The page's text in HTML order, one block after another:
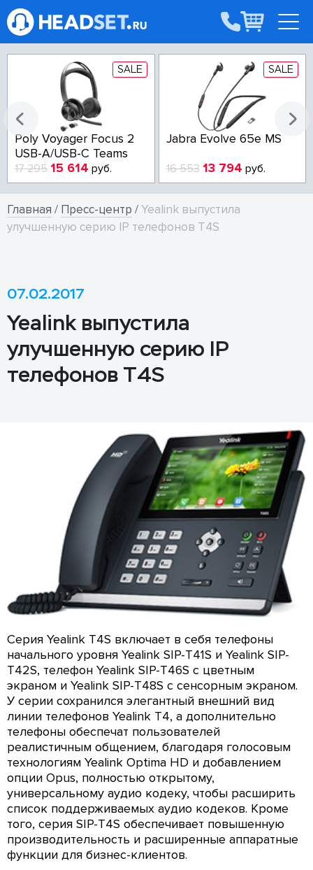
SALE
Poly Voyager Focus 2
USB-A/USB-C Teams
17 295 15 614 руб.
SALE
Jabra Evolve 65e MS
16 553 13 794 руб.
Главная / Пресс-центр /Yealink выпустила
улучшенную серию IP телефонов T4S
07.02.2017
Yealink выпустила
улучшенную серию IP
телефонов T4S
Серия Yealink T4S включает в себя телефоны
начального уровня Yealink SIP-T41S и Yealink SIP-
T42S, телефон Yealink SIP-T46S с цветным
экраном и Yealink SIP-T48S с сенсорным экраном.
У серии сохранился элегантный внешний вид
линии телефонов Yealink T4, а дополнительно
телефоны обеспечат пользователей
реалистичным общением, благодаря голосовым
технологиям Yealink Optima HD и добавлением
опции Opus, полностью открытому,
универсальному аудио кодеку, чтобы расширить
список поддерживаемых аудио кодеков. Кроме
того, серия SIP-T4S обеспечивает повышенную
производительность и расширенные аппаратные
функции для бизнес-клиентов.